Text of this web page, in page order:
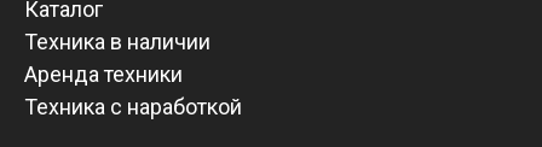
Каталог
Техника в наличии
Аренда техники
Техника с наработкой